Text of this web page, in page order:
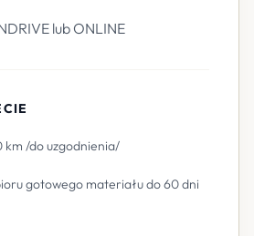
lub ONLINE
km /do uzgodnienia/
gotowego materiału do 60 dni